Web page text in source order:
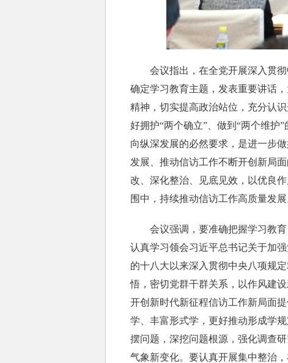
会议指出，在全党开展深入贯彻
确定学习教育主题，发表重要讲话
精神，切实提高政治站位，充分认
好拥护“两个确立”、做到“两个维护
向纵深发展的必然要求，是进一步
发展、推动信访工作不断开创新局
改、深化整治、见底见效，以优良
围中，持续推动信访工作高质量发展
会议强调，要准确把握学习教育
认真学习领会习近平总书记关于加
的十八大以来深入贯彻中央八项规
悟，密切党群干群关系，以作风建
开创新时代新征程信访工作新局面
学、丰富形式学，更好推动形成学
摆问题，深挖问题根源，强化调查
气象新变化。要认真开展集中整治